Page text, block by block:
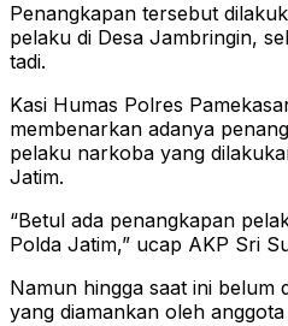
Penangkapan tersebut
pelaku di Desa Jambringin,
tadi.
Kasi Humas Polres
membenarkan adanya
pelaku narkoba yang
Jatim.
“Betul ada penangkapan
Polda Jatim,” ucap AKP Sri
Namun hingga saat ini belum
yang diamankan oleh